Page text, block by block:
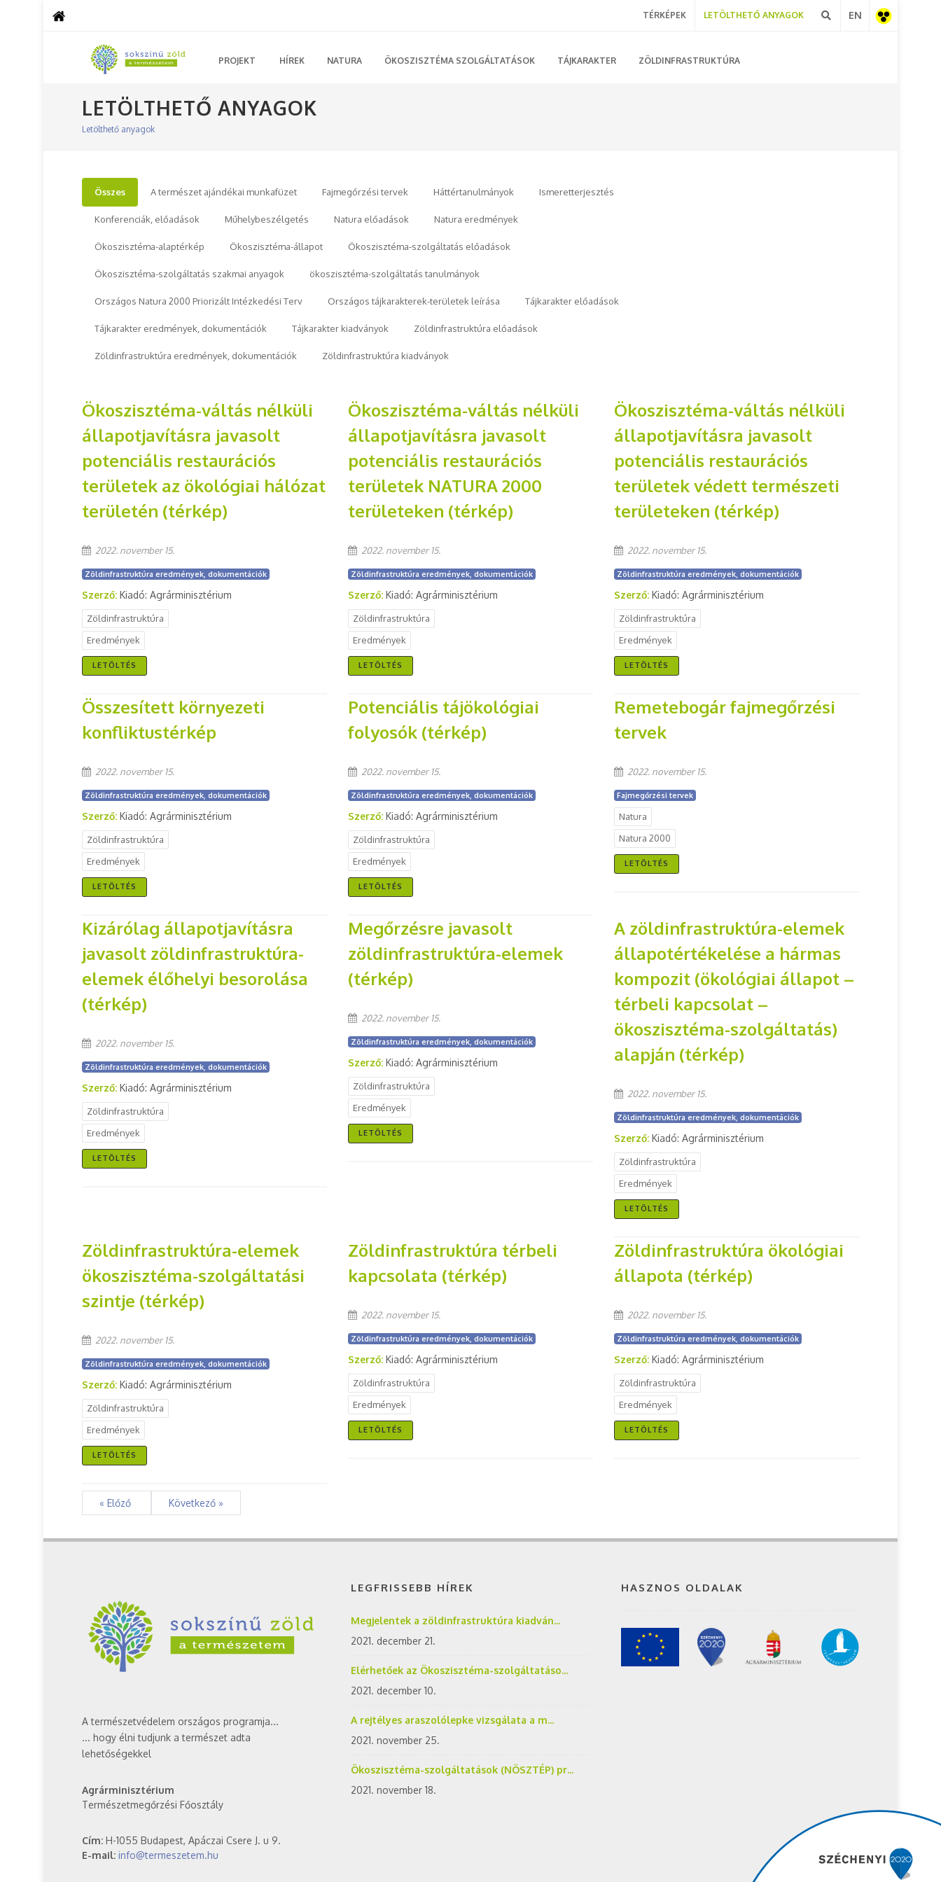
TÉRKÉPEK LETÖLTHETŐ ANYAGOK EN
PROJEKT HÍREK NATURA ÖKOSZISZTÉMA SZOLGÁLTATÁSOK TÁJKARAKTER ZÖLDINFRASTRUKTÚRA
LETÖLTHETŐ ANYAGOK
Letölthető anyagok
Összes A természet ajándékai munkafüzet Fajmegőrzési tervek Háttértanulmányok Ismeretterjesztés
Konferenciák, előadások Műhelybeszélgetés Natura előadások Natura eredmények
Ökoszisztéma-alaptérkép Ökoszisztéma-állapot Ökoszisztéma-szolgáltatás előadások
Ökoszisztéma-szolgáltatás szakmai anyagok ökoszisztéma-szolgáltatás tanulmányok
Országos Natura 2000 Priorizált Intézkedési Terv Országos tájkarakterek-területek leírása Tájkarakter előadások
Tájkarakter eredmények, dokumentációk Tájkarakter kiadványok Zöldinfrastruktúra előadások
Zöldinfrastruktúra eredmények, dokumentációk Zöldinfrastruktúra kiadványok
Ökoszisztéma-váltás nélküli
állapotjavításra javasolt
potenciális restaurációs
területek az ökológiai hálózat
területén (térkép)
2022. november 15.
Zöldinfrastruktúra eredmények, dokumentációk
Szerző: Kiadó: Agrárminisztérium
Zöldinfrastruktúra
Eredmények
LETÖLTÉS
Ökoszisztéma-váltás nélküli
állapotjavításra javasolt
potenciális restaurációs
területek NATURA 2000
területeken (térkép)
2022. november 15.
Zöldinfrastruktúra eredmények, dokumentációk
Szerző: Kiadó: Agrárminisztérium
Zöldinfrastruktúra
Eredmények
LETÖLTÉS
Ökoszisztéma-váltás nélküli
állapotjavításra javasolt
potenciális restaurációs
területek védett természeti
területeken (térkép)
2022. november 15.
Zöldinfrastruktúra eredmények, dokumentációk
Szerző: Kiadó: Agrárminisztérium
Zöldinfrastruktúra
Eredmények
LETÖLTÉS
Összesített környezeti
konfliktustérkép
2022. november 15.
Zöldinfrastruktúra eredmények, dokumentációk
Szerző: Kiadó: Agrárminisztérium
Zöldinfrastruktúra
Eredmények
LETÖLTÉS
Potenciális tájökológiai
folyosók (térkép)
2022. november 15.
Zöldinfrastruktúra eredmények, dokumentációk
Szerző: Kiadó: Agrárminisztérium
Zöldinfrastruktúra
Eredmények
LETÖLTÉS
Remetebogár fajmegőrzési
tervek
2022. november 15.
Fajmegőrzési tervek
Natura
Natura 2000
LETÖLTÉS
Kizárólag állapotjavításra
javasolt zöldinfrastruktúra-
elemek élőhelyi besorolása
(térkép)
2022. november 15.
Zöldinfrastruktúra eredmények, dokumentációk
Szerző: Kiadó: Agrárminisztérium
Zöldinfrastruktúra
Eredmények
LETÖLTÉS
Megőrzésre javasolt
zöldinfrastruktúra-elemek
(térkép)
2022. november 15.
Zöldinfrastruktúra eredmények, dokumentációk
Szerző: Kiadó: Agrárminisztérium
Zöldinfrastruktúra
Eredmények
LETÖLTÉS
A zöldinfrastruktúra-elemek
állapotértékelése a hármas
kompozit (ökológiai állapot –
térbeli kapcsolat –
ökoszisztéma-szolgáltatás)
alapján (térkép)
2022. november 15.
Zöldinfrastruktúra eredmények, dokumentációk
Szerző: Kiadó: Agrárminisztérium
Zöldinfrastruktúra
Eredmények
LETÖLTÉS
Zöldinfrastruktúra-elemek
ökoszisztéma-szolgáltatási
szintje (térkép)
2022. november 15.
Zöldinfrastruktúra eredmények, dokumentációk
Szerző: Kiadó: Agrárminisztérium
Zöldinfrastruktúra
Eredmények
LETÖLTÉS
Zöldinfrastruktúra térbeli
kapcsolata (térkép)
2022. november 15.
Zöldinfrastruktúra eredmények, dokumentációk
Szerző: Kiadó: Agrárminisztérium
Zöldinfrastruktúra
Eredmények
LETÖLTÉS
Zöldinfrastruktúra ökológiai
állapota (térkép)
2022. november 15.
Zöldinfrastruktúra eredmények, dokumentációk
Szerző: Kiadó: Agrárminisztérium
Zöldinfrastruktúra
Eredmények
LETÖLTÉS
« Előző Következő »
A természetvédelem országos programja...
... hogy élni tudjunk a természet adta
lehetőségekkel
Agrárminisztérium
Természetmegőrzési Főosztály
Cím: H-1055 Budapest, Apáczai Csere J. u 9.
E-mail: info@termeszetem.hu
LEGFRISSEBB HÍREK
Megjelentek a zöldinfrastruktúra kiadván...
2021. december 21.
Elérhetőek az Ökoszisztéma-szolgáltatáso...
2021. december 10.
A rejtélyes araszolólepke vizsgálata a m...
2021. november 25.
Ökoszisztéma-szolgáltatások (NÖSZTÉP) pr...
2021. november 18.
HASZNOS OLDALAK